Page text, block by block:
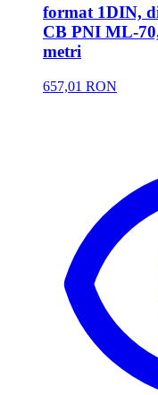
format 1DIN,
CB PNI ML-
metri
657,01 RON